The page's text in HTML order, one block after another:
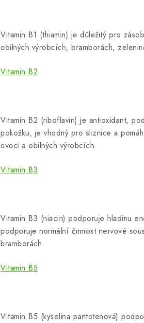
Vitamin B1 (thiamin) je důležitý pro
obilných výrobcích, bramborách,
Vitamin B2
Vitamin B2 (riboflavin) je antioxidant,
pokožku, je vhodný pro sliznice a
ovoci a obilných výrobcích.
Vitamin B3
Vitamin B3 (niacin) podporuje hladinu
podporuje normální činnost nervové
bramborách.
Vitamin B5
Vitamin B5 (kyselina pantotenová)